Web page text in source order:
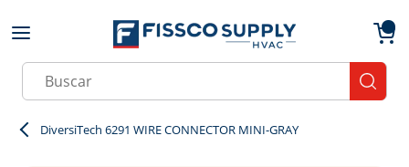
Skip to main content
Site Search
DiversiTech 6291 WIRE CONNECTOR MINI-GRAY